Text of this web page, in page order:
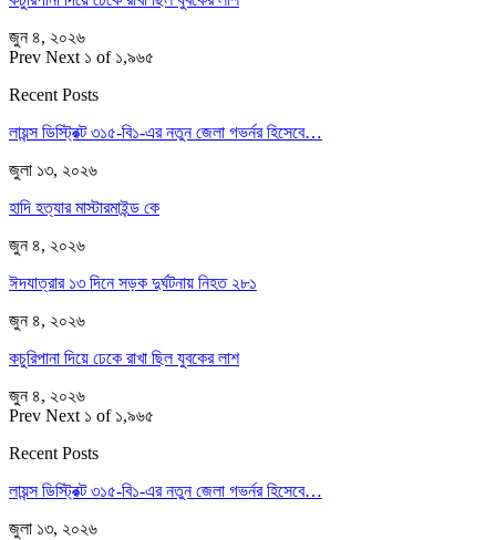
জুন ৪, ২০২৬
Prev Next ১ of ১,৯৬৫
Recent Posts
লায়ন্স ডিস্ট্রিক্ট ৩১৫-বি১-এর নতুন জেলা গভর্নর হিসেবে…
জুলা ১৩, ২০২৬
হাদি হত্যার মাস্টারমাইন্ড কে
জুন ৪, ২০২৬
ঈদযাত্রার ১৩ দিনে সড়ক দুর্ঘটনায় নিহত ২৮১
জুন ৪, ২০২৬
কচুরিপানা দিয়ে ঢেকে রাখা ছিল যুবকের লাশ
জুন ৪, ২০২৬
Prev Next ১ of ১,৯৬৫
Recent Posts
লায়ন্স ডিস্ট্রিক্ট ৩১৫-বি১-এর নতুন জেলা গভর্নর হিসেবে…
জুলা ১৩, ২০২৬